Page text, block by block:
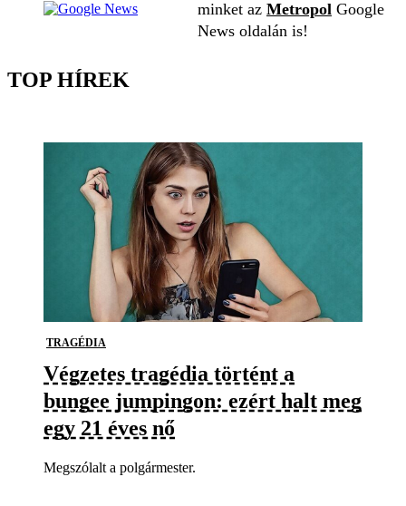
minket az Metropol Google
News oldalán is!
TOP HÍREK
TRAGÉDIA
Végzetes tragédia történt a
bungee jumpingon: ezért halt meg
egy 21 éves nő
Megszólalt a polgármester.